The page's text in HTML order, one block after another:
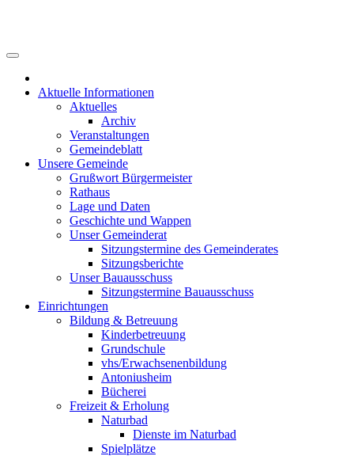
Aktuelle Informationen
Aktuelles
Archiv
Veranstaltungen
Gemeindeblatt
Unsere Gemeinde
Grußwort Bürgermeister
Rathaus
Lage und Daten
Geschichte und Wappen
Unser Gemeinderat
Sitzungstermine des Gemeinderates
Sitzungsberichte
Unser Bauausschuss
Sitzungstermine Bauausschuss
Einrichtungen
Bildung & Betreuung
Kinderbetreuung
Grundschule
vhs/Erwachsenenbildung
Antoniusheim
Bücherei
Freizeit & Erholung
Naturbad
Dienste im Naturbad
Spielplätze